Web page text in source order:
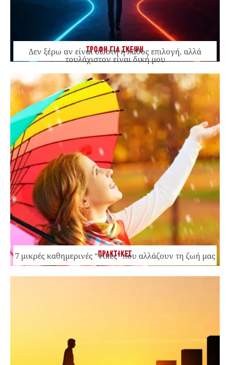
ΤΡΟΦΗ ΓΙΑ ΣΚΕΨΗ
Δεν ξέρω αν είναι σωστή ή λάθος επιλογή, αλλά
τουλάχιστον είναι δική μου
ΠΡΑΚΤΙΚΕΣ
7 μικρές καθημερινές “νίκες” που αλλάζουν τη ζωή μας